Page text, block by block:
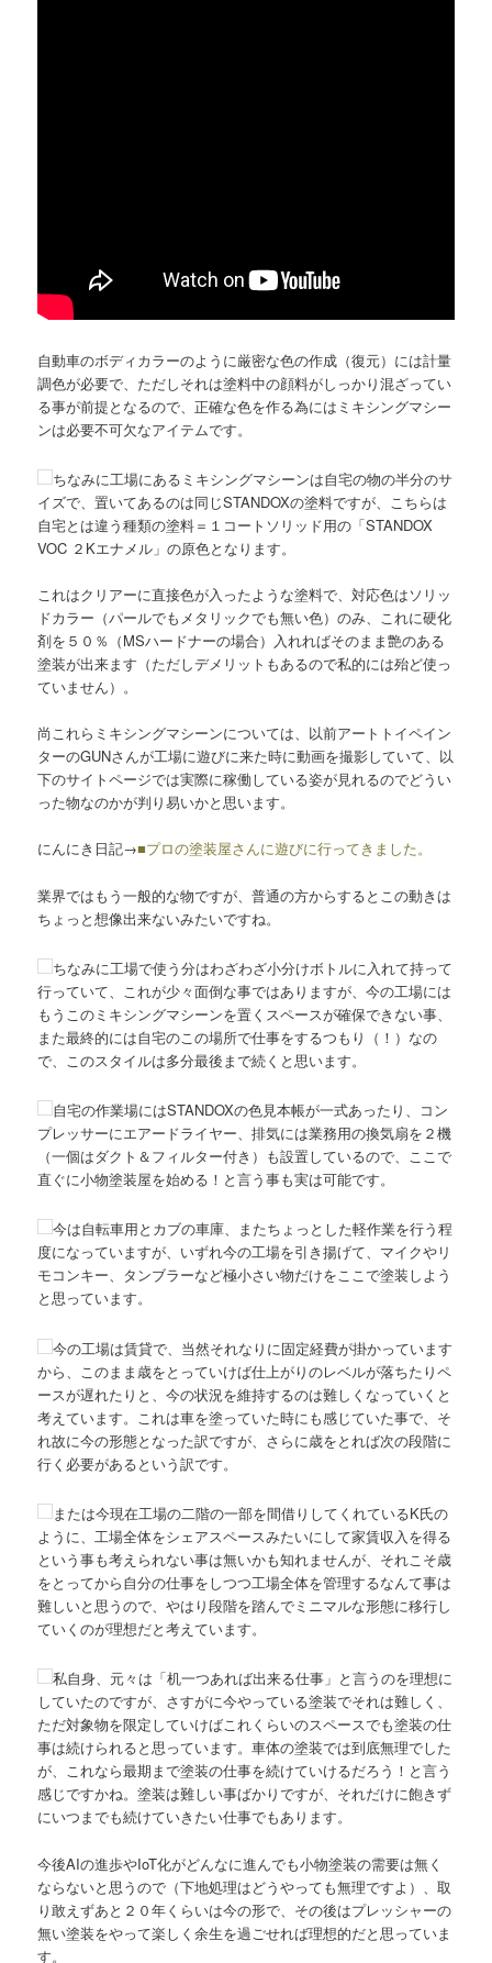
自動車のボディカラーのように厳密な色の作成（復元）には計量
調色が必要で、ただしそれは塗料中の顔料がしっかり混ざってい
る事が前提となるので、正確な色を作る為にはミキシングマシー
ンは必要不可欠なアイテムです。
ちなみに工場にあるミキシングマシーンは自宅の物の半分のサ
イズで、置いてあるのは同じSTANDOXの塗料ですが、こちらは
自宅とは違う種類の塗料＝１コートソリッド用の「STANDOX
VOC ２Kエナメル」の原色となります。
これはクリアーに直接色が入ったような塗料で、対応色はソリッ
ドカラー（パールでもメタリックでも無い色）のみ、これに硬化
剤を５０％（MSハードナーの場合）入れればそのまま艶のある
塗装が出来ます（ただしデメリットもあるので私的には殆ど使っ
ていません）。
尚これらミキシングマシーンについては、以前アートトイペイン
ターのGUNさんが工場に遊びに来た時に動画を撮影していて、以
下のサイトページでは実際に稼働している姿が見れるのでどうい
った物なのかが判り易いかと思います。
にんにき日記→■プロの塗装屋さんに遊びに行ってきました。
業界ではもう一般的な物ですが、普通の方からするとこの動きは
ちょっと想像出来ないみたいですね。
ちなみに工場で使う分はわざわざ小分けボトルに入れて持って
行っていて、これが少々面倒な事ではありますが、今の工場には
もうこのミキシングマシーンを置くスペースが確保できない事、
また最終的には自宅のこの場所で仕事をするつもり（！）なの
で、このスタイルは多分最後まで続くと思います。
自宅の作業場にはSTANDOXの色見本帳が一式あったり、コン
プレッサーにエアードライヤー、排気には業務用の換気扇を２機
（一個はダクト＆フィルター付き）も設置しているので、ここで
直ぐに小物塗装屋を始める！と言う事も実は可能です。
今は自転車用とカブの車庫、またちょっとした軽作業を行う程
度になっていますが、いずれ今の工場を引き揚げて、マイクやリ
モコンキー、タンブラーなど極小さい物だけをここで塗装しよう
と思っています。
今の工場は賃貸で、当然それなりに固定経費が掛かっています
から、このまま歳をとっていけば仕上がりのレベルが落ちたりペ
ースが遅れたりと、今の状況を維持するのは難しくなっていくと
考えています。これは車を塗っていた時にも感じていた事で、そ
れ故に今の形態となった訳ですが、さらに歳をとれば次の段階に
行く必要があるという訳です。
または今現在工場の二階の一部を間借りしてくれているK氏の
ように、工場全体をシェアスペースみたいにして家賃収入を得る
という事も考えられない事は無いかも知れませんが、それこそ歳
をとってから自分の仕事をしつつ工場全体を管理するなんて事は
難しいと思うので、やはり段階を踏んでミニマルな形態に移行し
ていくのが理想だと考えています。
私自身、元々は「机一つあれば出来る仕事」と言うのを理想に
していたのですが、さすがに今やっている塗装でそれは難しく、
ただ対象物を限定していけばこれくらいのスペースでも塗装の仕
事は続けられると思っています。車体の塗装では到底無理でした
が、これなら最期まで塗装の仕事を続けていけるだろう！と言う
感じですかね。塗装は難しい事ばかりですが、それだけに飽きず
にいつまでも続けていきたい仕事でもあります。
今後AIの進歩やIoT化がどんなに進んでも小物塗装の需要は無く
ならないと思うので（下地処理はどうやっても無理ですよ）、取
り敢えずあと２０年くらいは今の形で、その後はプレッシャーの
無い塗装をやって楽しく余生を過ごせれば理想的だと思っていま
す。